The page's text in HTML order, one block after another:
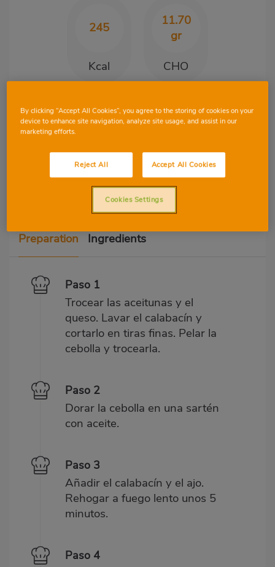
245
Kcal
11.70
gr
CHO
6.80
gr
Protein
18.80
gr
Fat
Preparation Ingredients
Paso 1
Trocear las aceitunas y el
queso. Lavar el calabacín y
cortarlo en tiras finas. Pelar la
cebolla y trocearla.
Paso 2
Dorar la cebolla en una sartén
con aceite.
Paso 3
Añadir el calabacín y el ajo.
Rehogar a fuego lento unos 5
minutos.
Paso 4
By clicking “Accept All Cookies”, you agree to the storing of cookies on your
device to enhance site navigation, analyze site usage, and assist in our
marketing efforts.
Reject All Accept All Cookies
Cookies Settings